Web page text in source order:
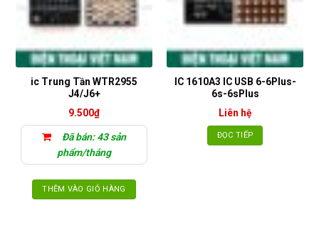
ic Trung Tần WTR2955
J4/J6+
9.500₫
Đã bán: 43 sản
phẩm/tháng
THÊM VÀO GIỎ HÀNG
IC 1610A3 IC USB 6-6Plus-
6s-6sPlus
Liên hệ
ĐỌC TIẾP